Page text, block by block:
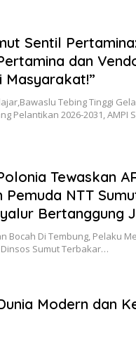
Sentil
dan
Masyarakat!”
Tebing Tinggi
Pelantikan 2026-2031, AMPI
Tewaskan
NTT
Bertanggung
Bocah Di Tembung, Pelaku
Sumut Terbakar…
Modern dan